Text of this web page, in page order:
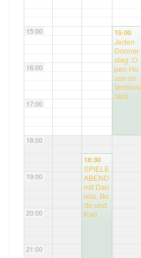
15:00
16:00
17:00
18:00
19:00
20:00
21:00
18:30
SPIELE
ABEND
mit Dan
iela, Bo
do und
Karl
15:00
Jeden
Donner
stag: O
pen Ho
use im
Vereinsl
okal